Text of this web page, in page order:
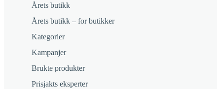
Årets butikk
Årets butikk – for butikker
Kategorier
Kampanjer
Brukte produkter
Prisjakts eksperter